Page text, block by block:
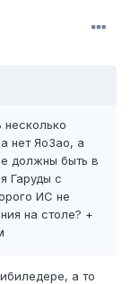
несколько
нет ЯоЗао, а
должны быть в
Гаруды с
ИС не
на столе? +
а то